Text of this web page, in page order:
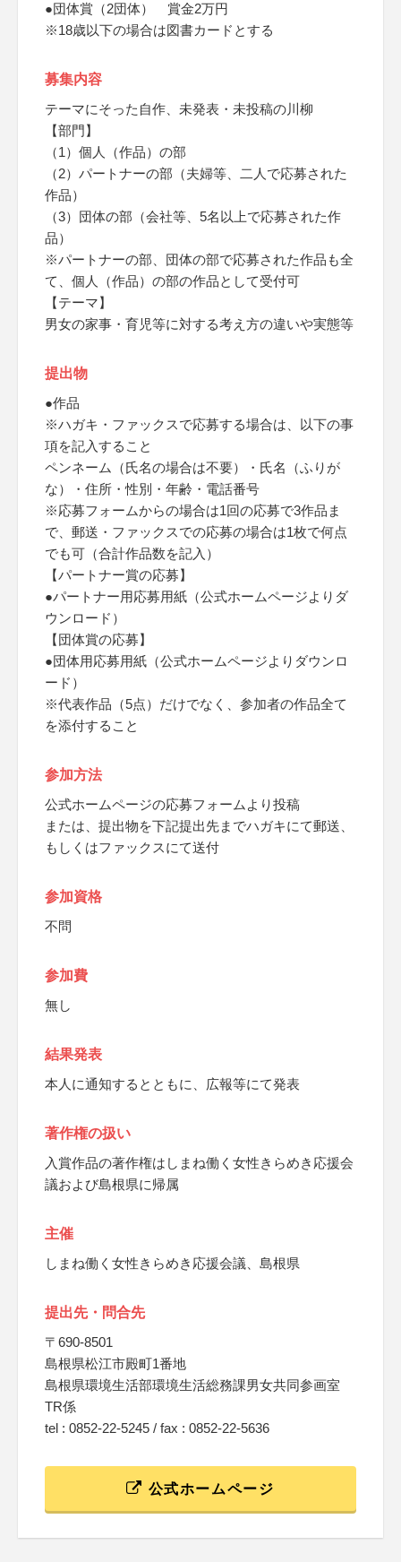
●団体賞（2団体） 賞金2万円
※18歳以下の場合は図書カードとする
募集内容
テーマにそった自作、未発表・未投稿の川柳
【部門】
（1）個人（作品）の部
（2）パートナーの部（夫婦等、二人で応募された
作品）
（3）団体の部（会社等、5名以上で応募された作
品）
※パートナーの部、団体の部で応募された作品も全
て、個人（作品）の部の作品として受付可
【テーマ】
男女の家事・育児等に対する考え方の違いや実態等
提出物
●作品
※ハガキ・ファックスで応募する場合は、以下の事
項を記入すること
ペンネーム（氏名の場合は不要）・氏名（ふりが
な）・住所・性別・年齢・電話番号
※応募フォームからの場合は1回の応募で3作品ま
で、郵送・ファックスでの応募の場合は1枚で何点
でも可（合計作品数を記入）
【パートナー賞の応募】
●パートナー用応募用紙（公式ホームページよりダ
ウンロード）
【団体賞の応募】
●団体用応募用紙（公式ホームページよりダウンロ
ード）
※代表作品（5点）だけでなく、参加者の作品全て
を添付すること
参加方法
公式ホームページの応募フォームより投稿
または、提出物を下記提出先までハガキにて郵送、
もしくはファックスにて送付
参加資格
不問
参加費
無し
結果発表
本人に通知するとともに、広報等にて発表
著作権の扱い
入賞作品の著作権はしまね働く女性きらめき応援会
議および島根県に帰属
主催
しまね働く女性きらめき応援会議、島根県
提出先・問合先
〒690-8501
島根県松江市殿町1番地
島根県環境生活部環境生活総務課男女共同参画室
TR係
tel : 0852-22-5245 / fax : 0852-22-5636
公式ホームページ